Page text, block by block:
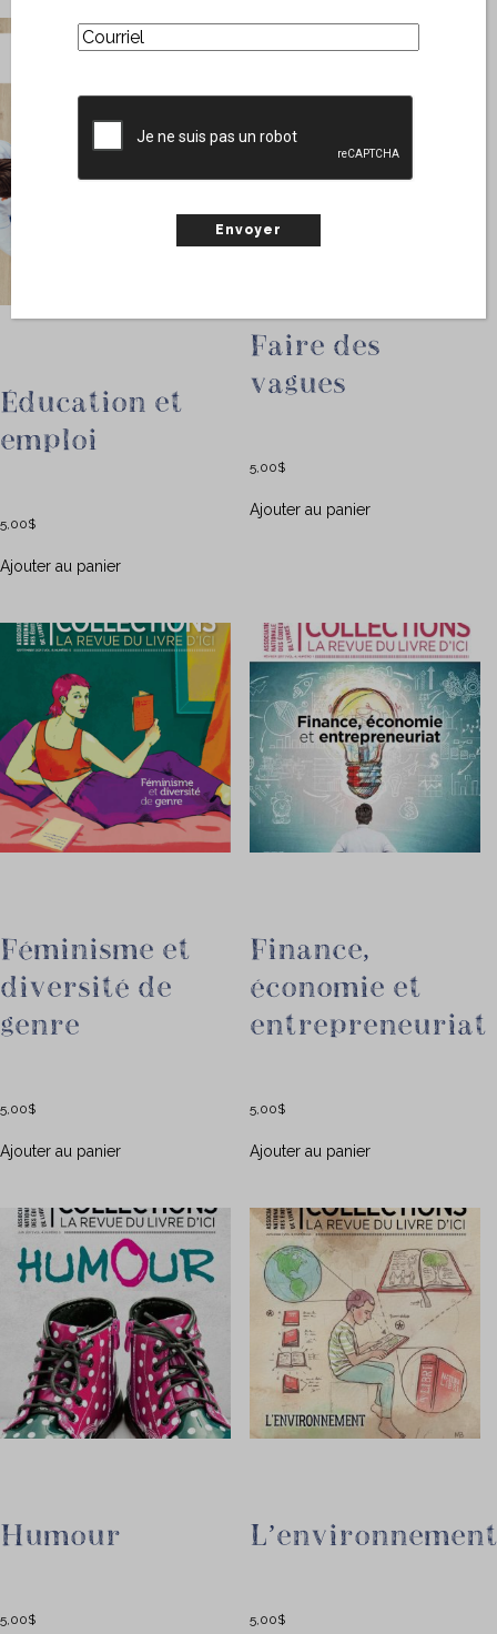
Éducation et
emploi
5,00$
Ajouter au panier
Faire des
vagues
5,00$
Ajouter au panier
Féminisme et
diversité de
genre
5,00$
Ajouter au panier
Finance,
économie et
entrepreneuriat
5,00$
Ajouter au panier
Humour
5,00$ 5,00$
Courriel(Nécessaire)